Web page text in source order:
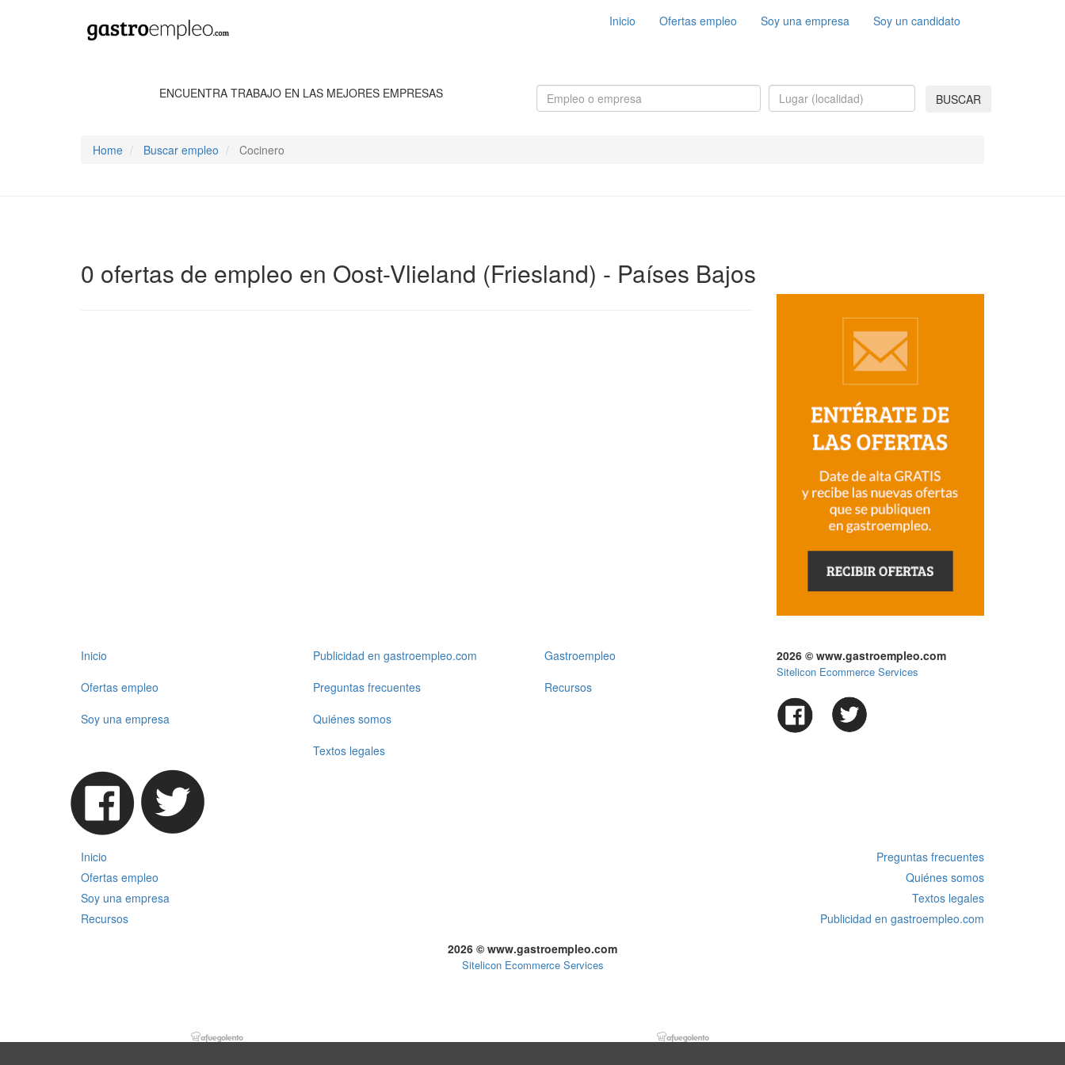
Inicio Ofertas empleo Soy una empresa Soy un candidato
ENCUENTRA TRABAJO EN LAS MEJORES EMPRESAS BUSCAR
Home Buscar empleo Cocinero
0 ofertas de empleo en Oost-Vlieland (Friesland) - Países Bajos
Inicio
Ofertas empleo
Soy una empresa
Publicidad en gastroempleo.com
Preguntas frecuentes
Quiénes somos
Textos legales
Gastroempleo
Recursos
2026 © www.gastroempleo.com
Sitelicon Ecommerce Services
Inicio
Preguntas frecuentes
Ofertas empleo
Quiénes somos
Soy una empresa
Textos legales
Recursos
Publicidad en gastroempleo.com
2026 © www.gastroempleo.com
Sitelicon Ecommerce Services